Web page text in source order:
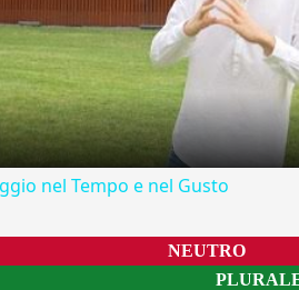
Video
nel Tempo e nel Gusto
NEUTRO